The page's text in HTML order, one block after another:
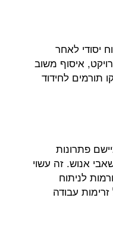
יסודי לאחר
איסוף משוב
תורמים לחידוד
פתרונות
אנוש. זה עשוי
לניתוח
עבודה